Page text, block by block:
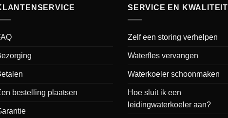
bestelling plaatsen
SERVICE EN KWALITEIT
Zelf een storing verhelpen
Waterfles vervangen
Waterkoeler schoonmaken
Hoe sluit ik een
leidingwaterkoeler aan?